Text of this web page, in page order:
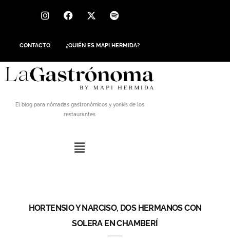
CONTACTO ¿QUIÉN ES MAPI HERMIDA?
El blog para nómadas gastronómicos y yonkis de los
restaurantes
HORTENSIO Y NARCISO, DOS HERMANOS CON
SOLERA EN CHAMBERÍ